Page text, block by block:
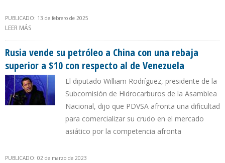
PUBLICADO: 13 de febrero de 2025
LEER MÁS
Rusia vende su petróleo a China con una rebaja
superior a $10 con respecto al de Venezuela
El diputado William Rodríguez, presidente de la
Subcomisión de Hidrocarburos de la Asamblea
Nacional, dijo que PDVSA afronta una dificultad
para comercializar su crudo en el mercado
asiático por la competencia afronta
PUBLICADO: 02 de marzo de 2023